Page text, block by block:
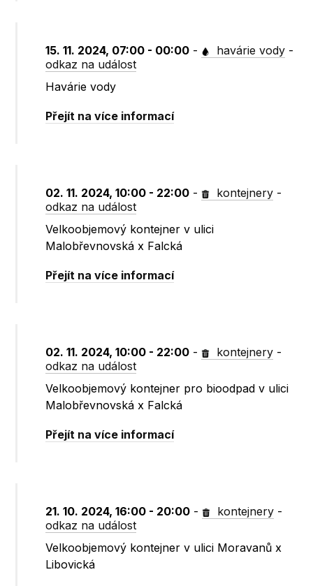
15. 11. 2024, 07:00 - 00:00 - havárie vody -
odkaz na událost
Havárie vody
Přejít na více informací
02. 11. 2024, 10:00 - 22:00 - kontejnery -
odkaz na událost
Velkoobjemový kontejner v ulici
Malobřevnovská x Falcká
Přejít na více informací
02. 11. 2024, 10:00 - 22:00 - kontejnery -
odkaz na událost
Velkoobjemový kontejner pro bioodpad v ulici
Malobřevnovská x Falcká
Přejít na více informací
21. 10. 2024, 16:00 - 20:00 - kontejnery -
odkaz na událost
Velkoobjemový kontejner v ulici Moravanů x
Libovická